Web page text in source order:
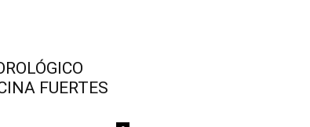
FUERTES